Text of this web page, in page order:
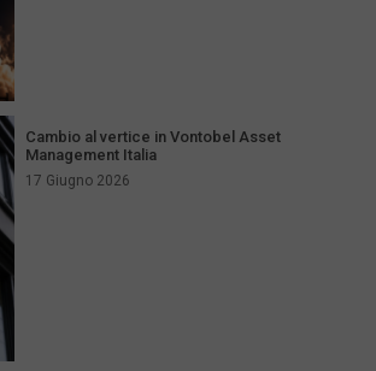
Cambio al vertice in Vontobel Asset
Management Italia
17 Giugno 2026